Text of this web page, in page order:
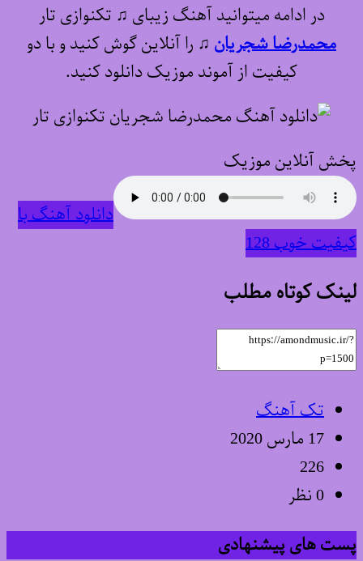
در ادامه میتوانید آهنگ زیبای ♫ تکنوازی تار
محمدرضا شجریان ♫ را آنلاین گوش کنید و با دو
کیفیت از آموند موزیک دانلود کنید.
پخش آنلاین موزیک
دانلود آهنگ با
کیفیت خوب 128
لینک کوتاه مطلب
تک آهنگ
17 مارس 2020
226
0 نظر
پست های پیشنهادی